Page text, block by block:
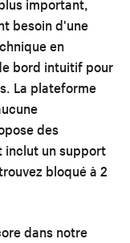
important,
besoin d'une
en
bord intuitif pour
La plateforme
des
inclut un support
bloqué à 2
dans notre